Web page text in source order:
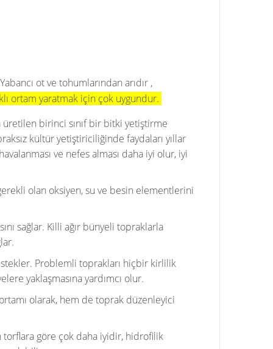
ot ve tohumlarından arıdır ,
ortam yaratmak için çok uygundur.
üretilen birinci sınıf bir bitki yetiştirme
kültür yetiştiriciliğinde faydaları yıllar
ve nefes alması daha iyi olur, iyi
olan oksiyen, su ve besin elementlerini
sağlar. Killi ağır bünyeli topraklarla
Problemli toprakları hiçbir kirlilik
yaklaşmasına yardımcı olur.
olarak, hem de toprak düzenleyici
torflara göre çok daha iyidir, hidrofilik